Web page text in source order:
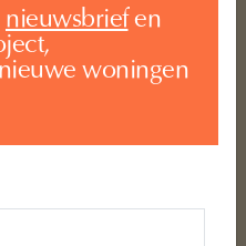
nieuwsbriefen
woningen